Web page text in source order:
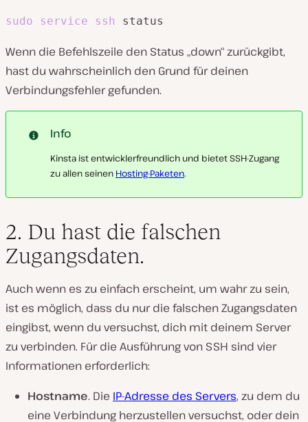
sudo service ssh status
Wenn die Befehlszeile den Status „down“ zurückgibt,
hast du wahrscheinlich den Grund für deinen
Verbindungsfehler gefunden.
Info
Kinsta ist entwicklerfreundlich und bietet SSH-Zugang
zu allen seinen Hosting-Paketen.
2. Du hast die falschen
Zugangsdaten.
Auch wenn es zu einfach erscheint, um wahr zu sein,
ist es möglich, dass du nur die falschen Zugangsdaten
eingibst, wenn du versuchst, dich mit deinem Server
zu verbinden. Für die Ausführung von SSH sind vier
Informationen erforderlich:
Hostname. Die IP-Adresse des Servers, zu dem du
eine Verbindung herzustellen versuchst, oder dein